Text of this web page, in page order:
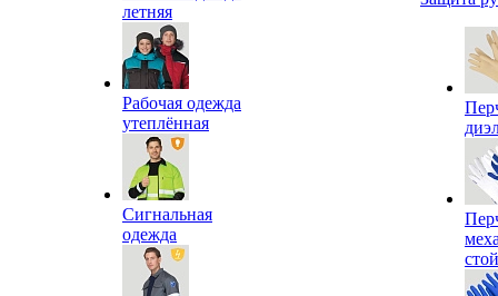
летняя
Рабочая одежда
утеплённая
Сигнальная
одежда